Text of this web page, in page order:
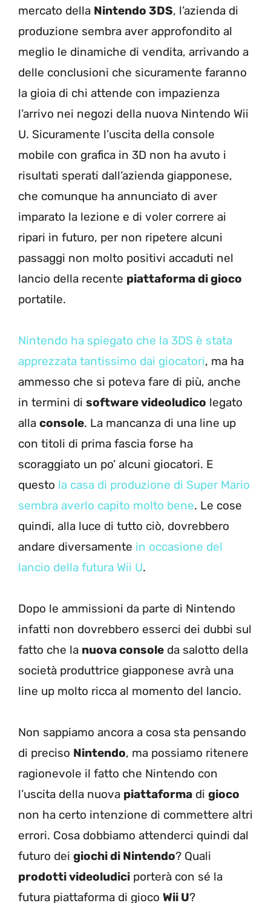
mercato della Nintendo 3DS, l’azienda di
produzione sembra aver approfondito al
meglio le dinamiche di vendita, arrivando a
delle conclusioni che sicuramente faranno
la gioia di chi attende con impazienza
l’arrivo nei negozi della nuova Nintendo Wii
U. Sicuramente l’uscita della console
mobile con grafica in 3D non ha avuto i
risultati sperati dall’azienda giapponese,
che comunque ha annunciato di aver
imparato la lezione e di voler correre ai
ripari in futuro, per non ripetere alcuni
passaggi non molto positivi accaduti nel
lancio della recente piattaforma di gioco
portatile.
Nintendo ha spiegato che la 3DS è stata
apprezzata tantissimo dai giocatori, ma ha
ammesso che si poteva fare di più, anche
in termini di software videoludico legato
alla console. La mancanza di una line up
con titoli di prima fascia forse ha
scoraggiato un po’ alcuni giocatori. E
questo la casa di produzione di Super Mario
sembra averlo capito molto bene. Le cose
quindi, alla luce di tutto ciò, dovrebbero
andare diversamente in occasione del
lancio della futura Wii U.
Dopo le ammissioni da parte di Nintendo
infatti non dovrebbero esserci dei dubbi sul
fatto che la nuova console da salotto della
società produttrice giapponese avrà una
line up molto ricca al momento del lancio.
Non sappiamo ancora a cosa sta pensando
di preciso Nintendo, ma possiamo ritenere
ragionevole il fatto che Nintendo con
l’uscita della nuova piattaforma di gioco
non ha certo intenzione di commettere altri
errori. Cosa dobbiamo attenderci quindi dal
futuro dei giochi di Nintendo? Quali
prodotti videoludici porterà con sé la
futura piattaforma di gioco Wii U?